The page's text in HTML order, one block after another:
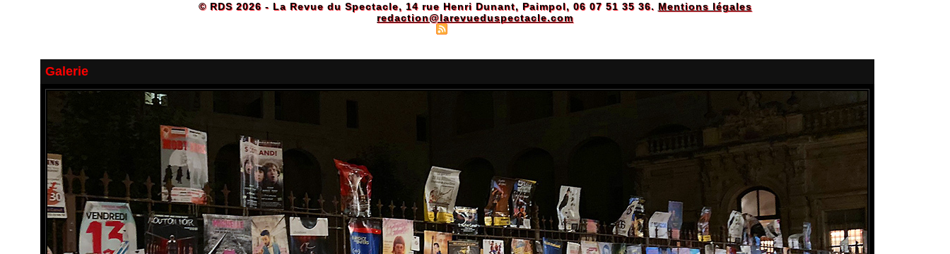
© RDS 2026 - La Revue du Spectacle, 14 rue Henri Dunant, Paimpol, 06 07 51 35 36. Mentions légales
redaction@larevueduspectacle.com
Galerie